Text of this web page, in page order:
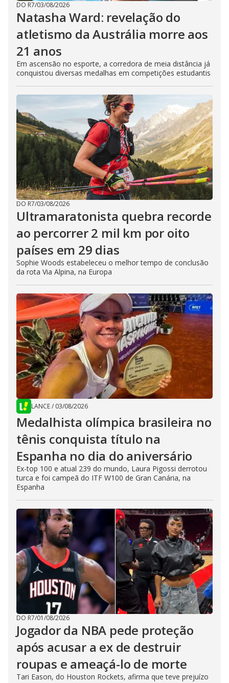
DO R7/03/08/2026
Natasha Ward: revelação do
atletismo da Austrália morre aos
21 anos
Em ascensão no esporte, a corredora de meia distância já
conquistou diversas medalhas em competições estudantis
DO R7/03/08/2026
Ultramaratonista quebra recorde
ao percorrer 2 mil km por oito
países em 29 dias
Sophie Woods estabeleceu o melhor tempo de conclusão
da rota Via Alpina, na Europa
LANCE/ 03/08/2026
Medalhista olímpica brasileira no
tênis conquista título na
Espanha no dia do aniversário
Ex-top 100 e atual 239 do mundo, Laura Pigossi derrotou
turca e foi campeã do ITF W100 de Gran Canária, na
Espanha
DO R7/01/08/2026
Jogador da NBA pede proteção
após acusar a ex de destruir
roupas e ameaçá-lo de morte
Tari Eason, do Houston Rockets, afirma que teve prejuízo